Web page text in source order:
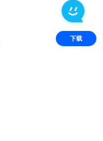
下载